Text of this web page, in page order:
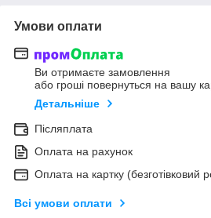
Умови оплати
Ви отримаєте замовлення
або гроші повернуться на вашу
Детальніше
Післяплата
Оплата на рахунок
Оплата на картку (безготівковий
Всі умови оплати